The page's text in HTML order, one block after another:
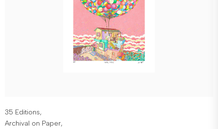
35 Editions,
Archival on Paper,